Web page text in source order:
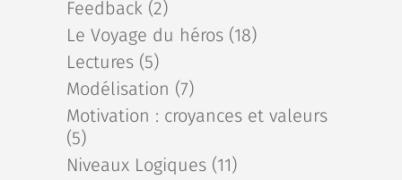
Feedback (2)
Le Voyage du héros (18)
Lectures (5)
Modélisation (7)
Motivation : croyances et valeurs
(5)
Niveaux Logiques (11)